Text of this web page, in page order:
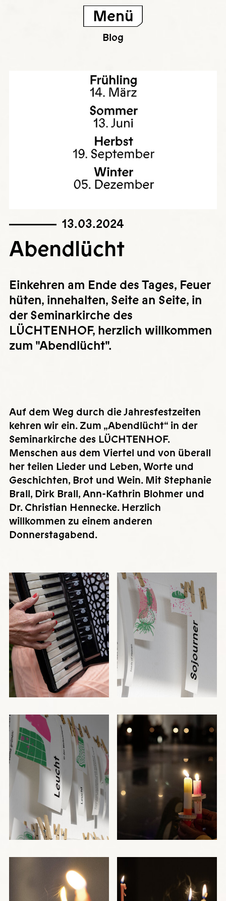
Menü
Blog
13.03.2024
Abendlücht
Einkehren am Ende des Tages, Feuer
hüten, innehalten, Seite an Seite, in
der Seminarkirche des
LÜCHTENHOF, herzlich willkommen
zum "Abendlücht".
Auf dem Weg durch die Jahresfestzeiten
kehren wir ein. Zum „Abendlücht“ in der
Seminarkirche des LÜCHTENHOF.
Menschen aus dem Viertel und von überall
her teilen Lieder und Leben, Worte und
Geschichten, Brot und Wein. Mit Stephanie
Brall, Dirk Brall, Ann-Kathrin Blohmer und
Dr. Christian Hennecke. Herzlich
willkommen zu einem anderen
Donnerstagabend.